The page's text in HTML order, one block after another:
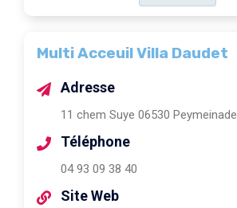
Multi Acceuil Villa Daudet
Adresse
11 chem Suye 06530 Peymeinade
Téléphone
04 93 09 38 40
Site Web